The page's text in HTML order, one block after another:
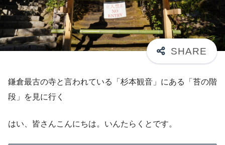
鎌倉最古の寺と言われている「杉本観音」にある「苔の階
段」を見に行く
はい、皆さんこんにちは。いんたらくとです。